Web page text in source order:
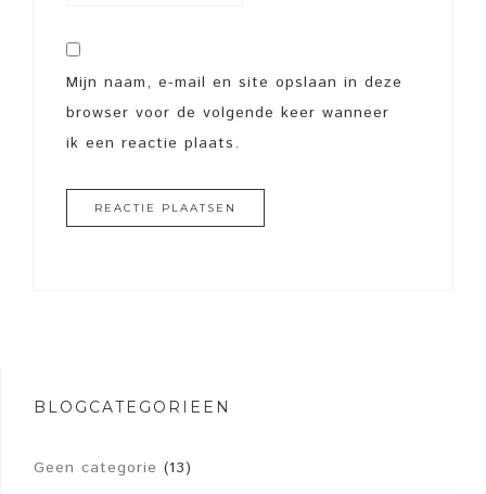
Mijn naam, e-mail en site opslaan in deze
browser voor de volgende keer wanneer
ik een reactie plaats.
BLOGCATEGORIEËN
Geen categorie (13)